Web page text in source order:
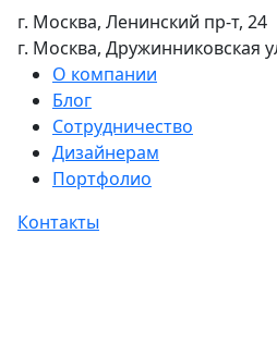
г. Москва, Ленинский пр-т, 24
г. Москва, Дружинниковская
О компании
Блог
Сотрудничество
Дизайнерам
Портфолио
Контакты